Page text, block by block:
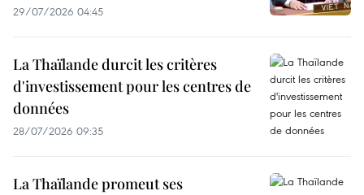
29/07/2026 04:45
La Thaïlande durcit les critères
d'investissement pour les centres de
données
28/07/2026 09:35
La Thaïlande promeut ses